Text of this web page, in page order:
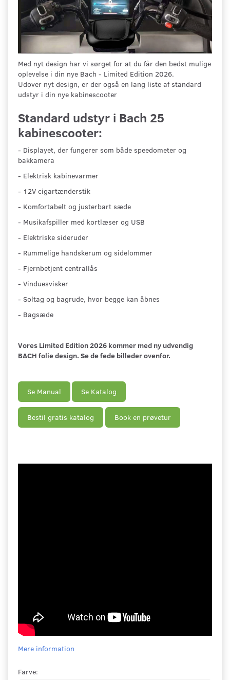
Med nyt design har vi sørget for at du får den bedst mulige
oplevelse i din nye Bach - Limited Edition 2026.
Udover nyt design, er der også en lang liste af standard
udstyr i din nye kabinescooter
Standard udstyr i Bach 25
kabinescooter:
- Displayet, der fungerer som både speedometer og
bakkamera
- Elektrisk kabinevarmer
- 12V cigartænderstik
- Komfortabelt og justerbart sæde
- Musikafspiller med kortlæser og USB
- Elektriske sideruder
- Rummelige handskerum og sidelommer
- Fjernbetjent centrallås
- Vinduesvisker
- Soltag og bagrude, hvor begge kan åbnes
- Bagsæde
Vores Limited Edition 2026 kommer med ny udvendig
BACH folie design. Se de fede billeder ovenfor.
Se Manual Se Katalog
Bestil gratis katalog Book en prøvetur
Mere information
Farve: